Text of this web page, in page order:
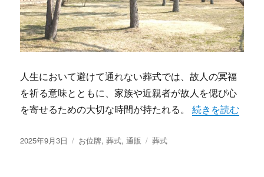
人生において避けて通れない葬式では、故人の冥福
を祈る意味とともに、家族や近親者が故人を偲び心
を寄せるための大切な時間が持たれる。“現代の供養に
続きを読む
投
2025年9月3日
カ
お位牌,葬式,通販
タ
葬式